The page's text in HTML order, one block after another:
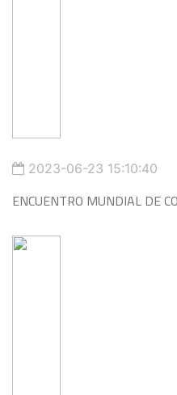
2023-06-23 15:10:40
ENCUENTRO MUNDIAL DE